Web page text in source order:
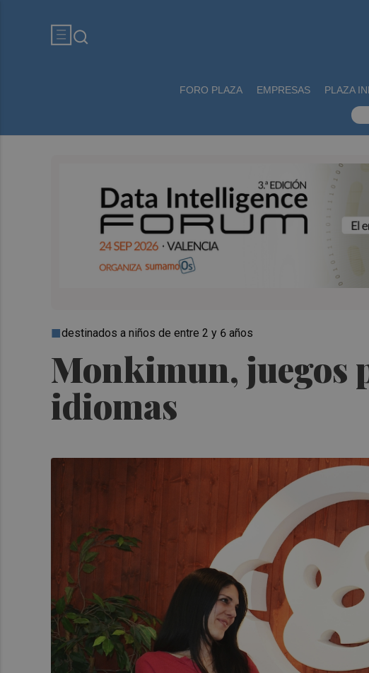
FORO PLAZA EMPRESAS PLAZA
Monkimun, juegos
idiomas
destinados a niños de entre 2 y 6 años